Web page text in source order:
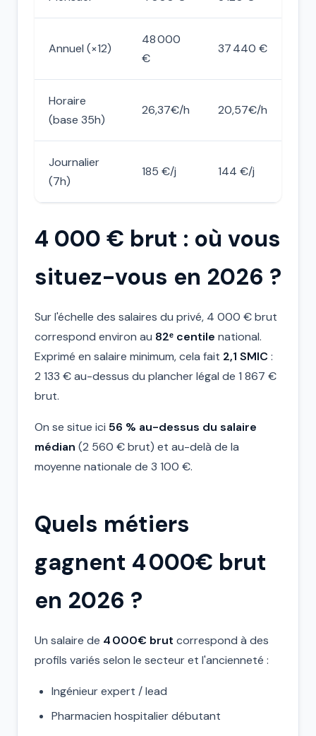
Annuel (×12)
48 000
€
37 440 €
Horaire
(base 35h)
26,37€/h 20,57€/h
Journalier
(7h)
185 €/j 144 €/j
4 000 € brut : où vous
situez-vous en 2026 ?
Sur l'échelle des salaires du privé, 4 000 € brut
correspond environ au 82ᵉ centile national.
Exprimé en salaire minimum, cela fait 2,1 SMIC :
2 133 € au-dessus du plancher légal de 1 867 €
brut.
On se situe ici 56 % au-dessus du salaire
médian (2 560 € brut) et au-delà de la
moyenne nationale de 3 100 €.
Quels métiers
gagnent 4 000€ brut
en 2026 ?
Un salaire de 4 000€ brut correspond à des
profils variés selon le secteur et l'ancienneté :
Ingénieur expert / lead
Pharmacien hospitalier débutant